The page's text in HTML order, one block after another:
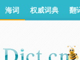
海词 权威词典 翻